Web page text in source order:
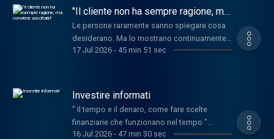
Swissquote - osserviamo invece la partenza
della settimana per i mercati finanziari nel
nostro MeteoBorsa.
"Il cliente non ha sempre ragione, ma
conviene ascoltarlo"
Le persone raramente sanno spiegare cosa
desiderano. Ma lo mostrano continuamente,
nei loro comportamenti, nelle esitazioni, nei
realt decisive, perch rispondono a un
apertamente. Presentiamo il libro Il cliente
non ha sempre ragione, ma conviene
17 Jul 2026- 45 min 51 sec
Investire informati
" Il tempo e il denaro, come fare scelte
finanziarie che funzionano nel tempo "
Presentiamo il libro con l'autore: Andrea
16 Jul 2026- 47 min 30 sec